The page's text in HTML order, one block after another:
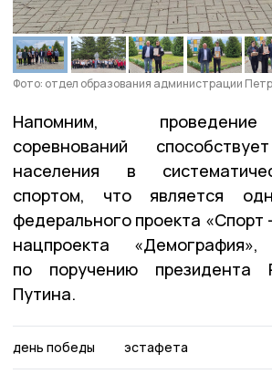
Фото: отдел образования администрации
Напомним,
соревнований
населения в
спортом, что является
федерального проекта «Спорт
нацпроекта «Демография»,
по поручению президента
Путина.
день победы эстафета